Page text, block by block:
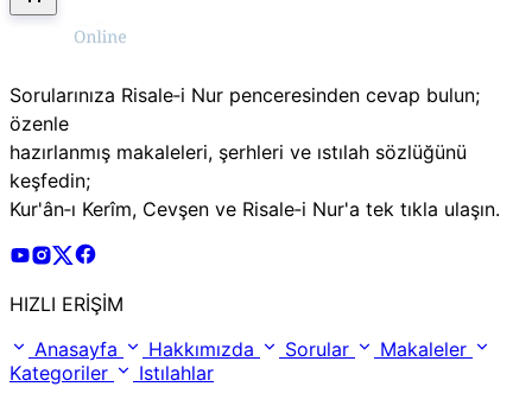
Sorularınıza Risale‑i Nur penceresinden cevap bulun;
özenle
hazırlanmış makaleleri, şerhleri ve ıstılah sözlüğünü
keşfedin;
Kur'ân‑ı Kerîm, Cevşen ve Risale‑i Nur'a tek tıkla ulaşın.
Risale Online Youtube Hesabı
Risale Online Instagram Hesabı
Risale Online X Hesabı
HIZLI ERİŞİM
Anasayfa
Hakkımızda Sorular
Makaleler
Kategoriler
Istılahlar